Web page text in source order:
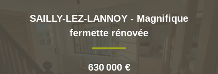
ESTIMATION
SAILLY-LEZ-LANNOY - Magnifique
fermette rénovée
630 000 €